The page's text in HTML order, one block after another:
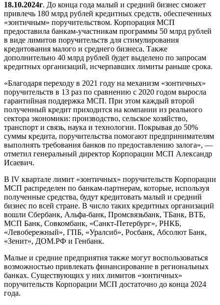
18.10.2024г. До конца года малый и средний бизнес сможет
привлечь 180 млрд рублей кредитных средств, обеспеченных
«зонтичным» поручительством. Корпорация МСП
предоставила банкам-участникам программы 50 млрд рублей
в виде лимитов поручительств для стимулирования
кредитования малого и среднего бизнеса. Также
дополнительно 40 млрд рублей будет выделено по запросам
кредитных организаций, исчерпавших лимиты раньше срока.
«Благодаря переходу в 2021 году на механизм «зонтичных»
поручительств в 13 раз по сравнению с 2020 годом выросла
гарантийная поддержка МСП. При этом каждый второй
полученный кредит приходится на компании из реального
сектора экономики: производство, сельское хозяйство,
транспорт и связь, наука и технологии. Покрывая до 50%
суммы кредита, поручительства помогают предпринимателям
выполнять требования банков по предоставлению залога», —
отметил генеральный директор Корпорации МСП Александр
Исаевич.
В IV квартале лимит «зонтичных» поручительств Корпорации
МСП распределен по банкам-партнерам, которые, используя
полученные средства, будут кредитовать малый и средний
бизнес по всей стране. В число таких кредитных организаций
вошли Сбербанк, Альфа-банк, Промсвязьбанк, ТБанк, ВТБ,
МСП Банк, Совкомбанк, «Санкт-Петербург», РНКБ,
«Левобережный», ГПБ, «Уралсиб», Росбанк, Абсолют Банк,
«Зенит», ДОМ.РФ и Генбанк.
Малые и средние предприятия также могут воспользоваться
возможностью привлекать финансирование в региональных
банках. Существующих у них лимитов «зонтичных»
поручительств Корпорации МСП достаточно до конца 2024
года.